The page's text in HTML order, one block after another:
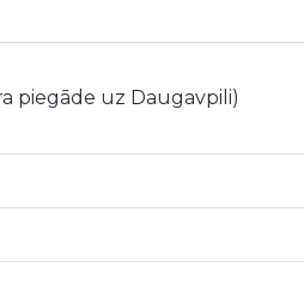
piegāde uz Daugavpili)